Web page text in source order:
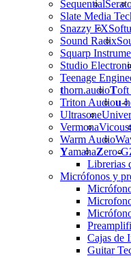
Sequential
Slate Media
Snazzy FX
Sound Radix
Squarp
Studio
Teenage
thorn.audioToft
Triton Audiou-
Ultrasone
Vermona
Warm Audio
YamahaZero-G
Librerias
Micrófonos y
Cajas de
Guitar